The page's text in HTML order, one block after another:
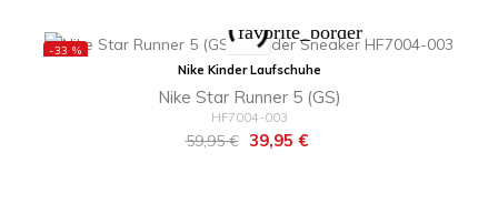
-33 %
favorite_border
Nike Kinder Laufschuhe
Nike Star Runner 5 (GS)
HF7004-003
Regulärer
59,95 € Preis
39,95 €